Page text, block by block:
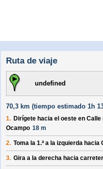
Ruta de viaje
undefined
70,3 km (tiempo estimado 1h
1. Dirígete hacia el oeste en Calle
Ocampo 18 m
2. Toma la 1.ª a la izquierda hacia
3. Gira a la derecha hacia